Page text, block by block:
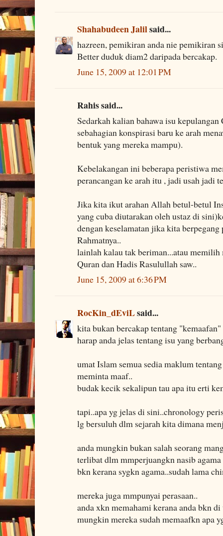
Shahabudeen Jalilsaid...
hazreen, pemikiran anda nie pemikiran
Better duduk diam2 daripada bercakap.
June 15, 2009 at 12:01 PM
Rahis said...
Sedarkah kalian bahawa isu
sebahagian konspirasi baru ke arah
bentuk yang mereka mampu).
Kebelakangan ini beberapa peristiwa
perancangan ke arah itu , jadi usah jadi
Jika kita ikut arahan Allah betul-betul
yang cuba diutarakan oleh ustaz di
dengan keselamatan jika kita
Rahmatnya..
lainlah kalau tak beriman...atau
Quran dan Hadis Rasulullah saw..
June 15, 2009 at 6:36 PM
RocKin_dEviLsaid...
kita bukan bercakap tentang
harap anda jelas tentang isu yang
umat Islam semua sedia maklum
meminta maaf..
budak kecik sekalipun tau apa itu erti
tapi..apa yg jelas di sini..chronology
lg bersuluh dlm sejarah kita dimana
anda mungkin bukan salah seorang
terlibat dlm mmperjuangkn nasib
bkn kerana sygkn agama..sudah lama
mereka juga mmpunyai perasaan..
anda xkn memahami kerana anda bkn
mungkin mereka sudah memaafkn apa